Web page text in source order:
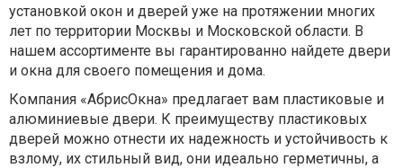
установкой окон и дверей уже на протяжении многих
лет по территории Москвы и Московской области. В
нашем ассортименте вы гарантированно найдете двери
и окна для своего помещения и дома.
Компания «АбрисОкна» предлагает вам пластиковые и
алюминиевые двери. К преимуществу пластиковых
дверей можно отнести их надежность и устойчивость к
взлому, их стильный вид, они идеально герметичны, а